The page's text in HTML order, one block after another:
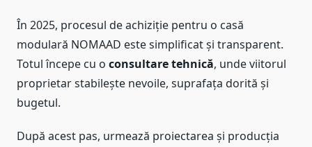
În 2025, procesul de achiziție pentru o casă
modulară NOMAAD este simplificat și transparent.
Totul începe cu o consultare tehnică, unde viitorul
proprietar stabilește nevoile, suprafața dorită și
bugetul.
După acest pas, urmează proiectarea și producția